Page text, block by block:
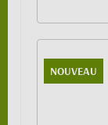
NOUVEAU